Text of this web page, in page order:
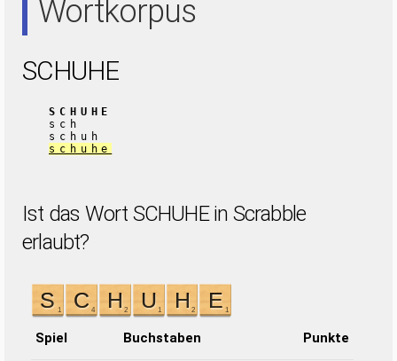
Wortkorpus
SCHUHE
SCHUHE
sch
schuh
schuhe
Ist das Wort SCHUHE in Scrabble
erlaubt?
Spiel Buchstaben Punkte